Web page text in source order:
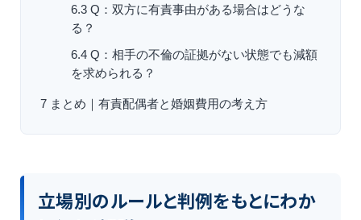
6.3 Q：双方に有責事由がある場合はどうな
る？
6.4 Q：相手の不倫の証拠がない状態でも減額
を求められる？
7 まとめ｜有責配偶者と婚姻費用の考え方
立場別のルールと判例をもとにわか